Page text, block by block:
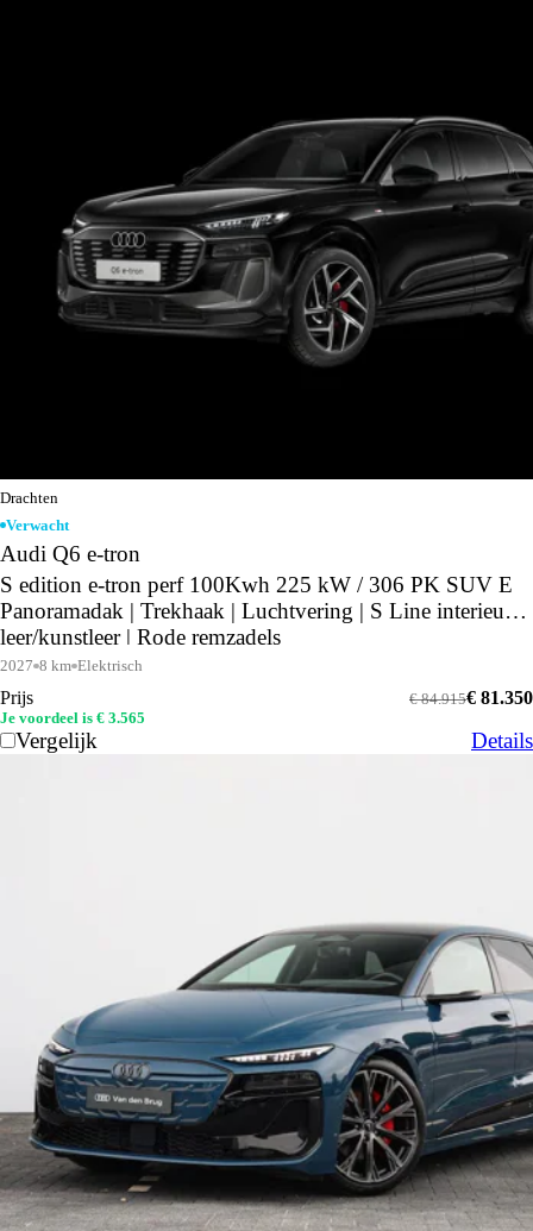
Drachten
Verwacht
Audi Q6 e-tron
S edition e-tron perf 100Kwh 225 kW / 306 PK SUV E
Panoramadak | Trekhaak | Luchtvering | S Line interieur
leer/kunstleer | Rode remzadels
2027 8 km Elektrisch
Prijs € 81.350
€ 84.915
Je voordeel is € 3.565
Vergelijk Details